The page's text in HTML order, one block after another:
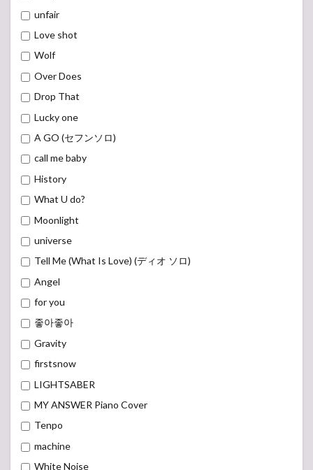
unfair
Love shot
Wolf
Over Does
Drop That
Lucky one
A GO (セフンソロ)
call me baby
History
What U do?
Moonlight
universe
Tell Me (What Is Love) (ディオ ソロ)
Angel
for you
좋아좋아
Gravity
firstsnow
LIGHTSABER
MY ANSWER Piano Cover
Tenpo
machine
White Noise